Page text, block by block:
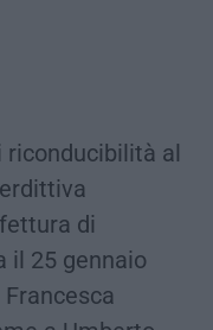
riconducibilità al
di
il 25 gennaio